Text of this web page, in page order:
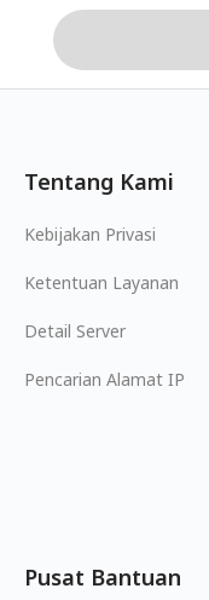
Tentang Kami
Kebijakan Privasi
Ketentuan Layanan
Detail Server
Pencarian Alamat IP
Pusat Bantuan